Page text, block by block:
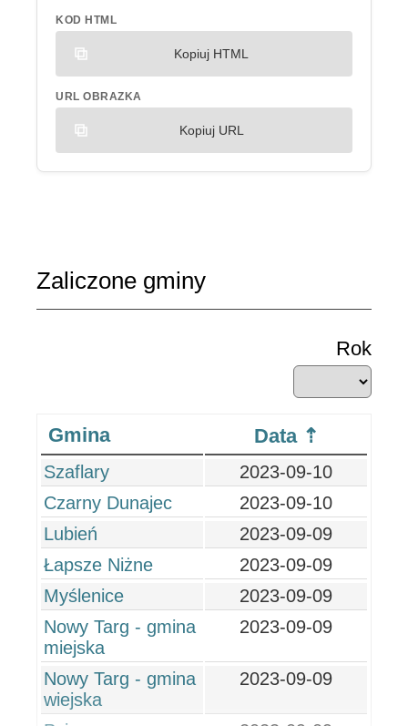
KOD HTML
Kopiuj HTML
URL OBRAZKA
Kopiuj URL
Zaliczone gminy
Rok
Gmina Data
Szaflary
2023-09-10
Czarny Dunajec
2023-09-10
Lubień
2023-09-09
Łapsze Niżne
2023-09-09
Myślenice
2023-09-09
Nowy Targ - gmina
miejska
2023-09-09
Nowy Targ - gmina
wiejska
2023-09-09